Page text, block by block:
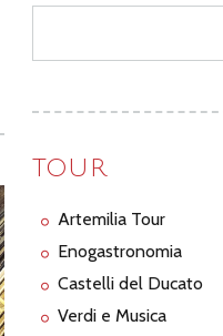
TOUR
Artemilia Tour
Enogastronomia
Castelli del Ducato
Verdi e Musica